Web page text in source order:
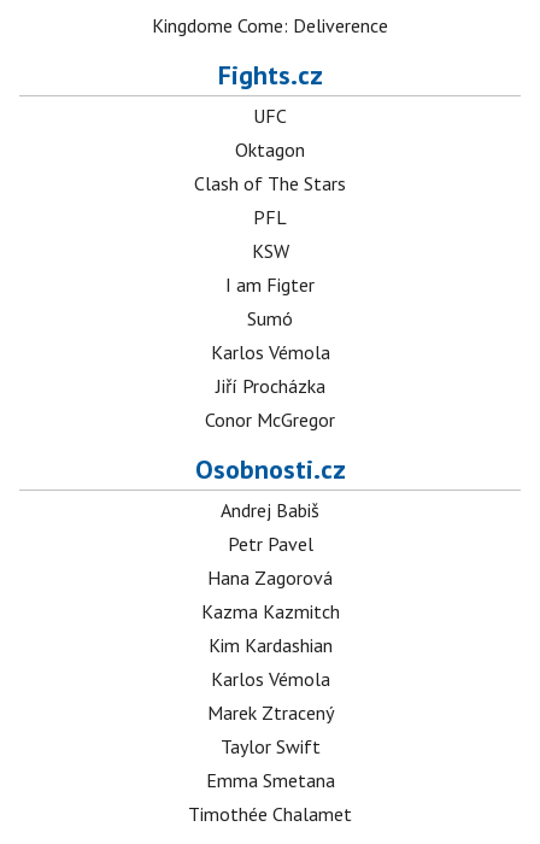
Kingdome Come: Deliverence
Fights.cz
UFC
Oktagon
Clash of The Stars
PFL
KSW
I am Figter
Sumó
Karlos Vémola
Jiří Procházka
Conor McGregor
Osobnosti.cz
Andrej Babiš
Petr Pavel
Hana Zagorová
Kazma Kazmitch
Kim Kardashian
Karlos Vémola
Marek Ztracený
Taylor Swift
Emma Smetana
Timothée Chalamet